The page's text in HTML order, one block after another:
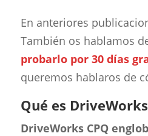
En anteriores
También os hablamos
probarlo por 30 días
queremos hablaros de
Qué es
DriveWorks CPQ